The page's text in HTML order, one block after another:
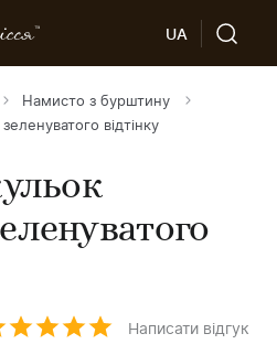
UA
Намисто з бурштину
відтінку
Написати відгук